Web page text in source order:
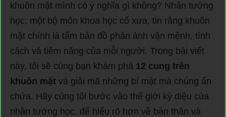
khuôn mặt mình có ý nghĩa gì không? Nhân tướng
học, một bộ môn khoa học cổ xưa, tin rằng khuôn
mặt chính là tấm bản đồ phản ánh vận mệnh, tính
cách và tiềm năng của mỗi người. Trong bài viết
này, tôi sẽ cùng bạn khám phá 12 cung trên
khuôn mặt và giải mã những bí mật mà chúng ẩn
chứa. Hãy cùng tôi bước vào thế giới kỳ diệu của
nhân tướng học, để hiểu rõ hơn về bản thân và